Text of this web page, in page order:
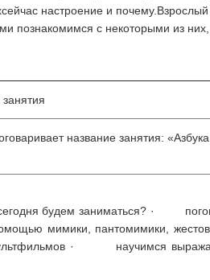
настроение и
познакомимся с некоторыми из
название занятия: «Азбука
будем заниматься? ·
мимики, пантомимики,
· научимся